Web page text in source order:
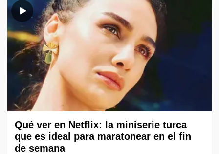
Qué ver en Netflix: la miniserie turca
que es ideal para maratonear en el fin
de semana